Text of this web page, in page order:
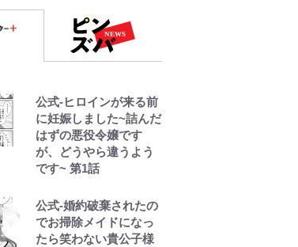
公式-ヒロインが来る前
に妊娠しました~詰んだ
はずの悪役令嬢です
が、どうやら違うよう
です~ 第1話
公式-婚約破棄されたの
でお掃除メイドになっ
たら笑わない貴公子様